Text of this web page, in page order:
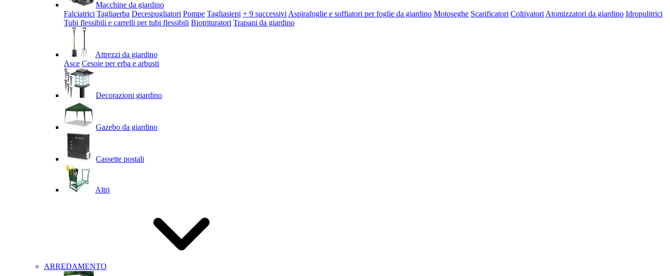
Macchine da giardino
Falciatrici Tagliaerba Decespugliatori Pompe Tagliasiepi + 9 successivi Aspirafoglie e soffiatori per foglie da giardino Motoseghe Scarificatori Coltivatori Atomizzatori da giardino Idropulitrici
Tubi flessibili e carrelli per tubi flessibili Biotrituratori Trapani da giardino
Attrezzi da giardino
Asce Cesoie per erba e arbusti
Decorazioni giardino
Gazebo da giardino
Cassette postali
Altri
ARREDAMENTO